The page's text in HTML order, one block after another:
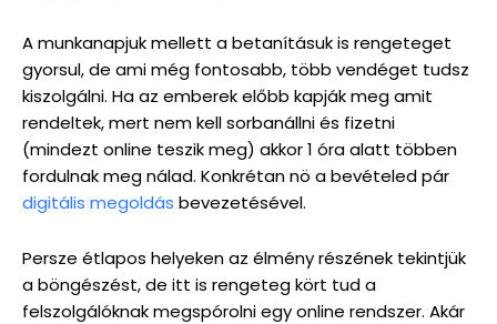
A munkanapjuk mellett a betanításuk is rengeteget
gyorsul, de ami még fontosabb, több vendéget tudsz
kiszolgálni. Ha az emberek előbb kapják meg amit
rendeltek, mert nem kell sorbanállni és fizetni
(mindezt online teszik meg) akkor 1 óra alatt többen
fordulnak meg nálad. Konkrétan nö a bevételed pár
digitális megoldás bevezetésével.
Persze étlapos helyeken az élmény részének tekintjük
a böngészést, de itt is rengeteg kört tud a
felszolgálóknak megspórolni egy online rendszer. Akár